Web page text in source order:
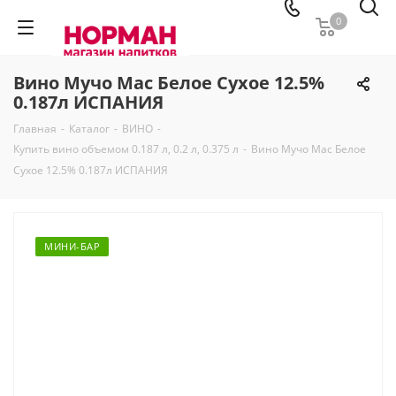
0
Вино Мучо Мас Белое Сухое 12.5%
0.187л ИСПАНИЯ
Главная - Каталог - ВИНО -
Купить вино объемом 0.187 л, 0.2 л, 0.375 л - Вино Мучо Мас Белое
Сухое 12.5% 0.187л ИСПАНИЯ
МИНИ-БАР